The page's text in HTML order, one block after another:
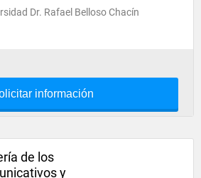
Dr. Rafael Belloso Chacín
información
de los
y